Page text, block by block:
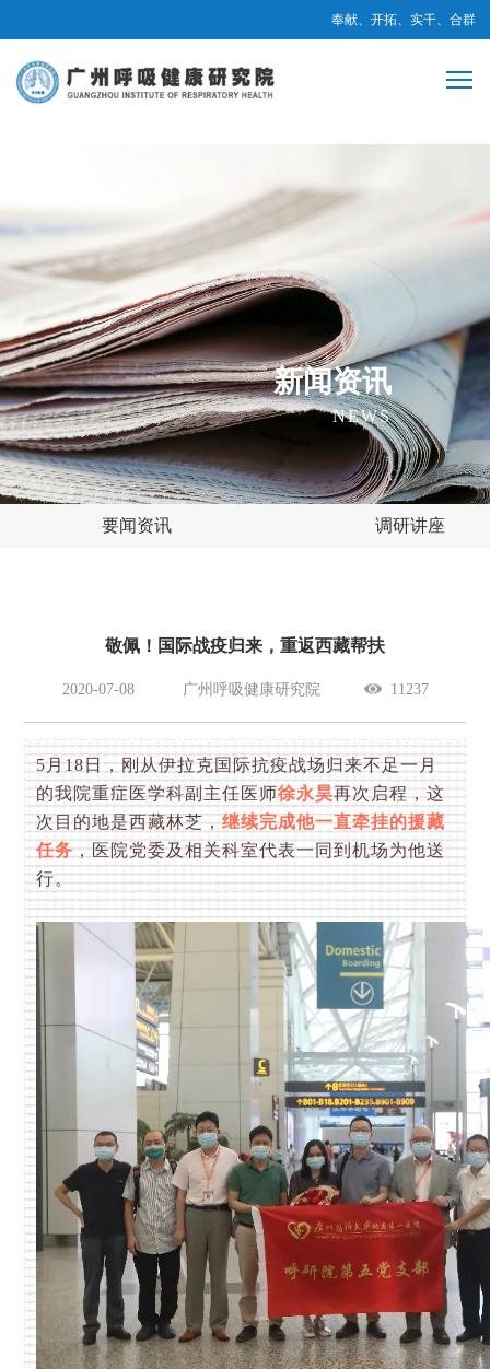
奉献、开拓、实干、合群
新闻资讯
NEWS
要闻资讯 调研讲座
敬佩！国际战疫归来，重返西藏帮扶
2020-07-08 广州呼吸健康研究院 11237
5月18日，刚从伊拉克国际抗疫战场归来不足一月
的我院重症医学科副主任医师徐永昊再次启程，这
次目的地是西藏林芝，继续完成他一直牵挂的援藏
任务 ，医院党委及相关科室代表一同到机场为他送
行。